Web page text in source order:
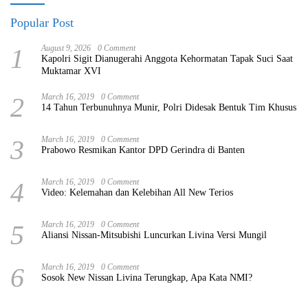
Popular Post
1 August 9, 2026 0 Comment
Kapolri Sigit Dianugerahi Anggota Kehormatan Tapak Suci Saat
Muktamar XVI
2 March 16, 2019 0 Comment
14 Tahun Terbunuhnya Munir, Polri Didesak Bentuk Tim Khusus
3 March 16, 2019 0 Comment
Prabowo Resmikan Kantor DPD Gerindra di Banten
4 March 16, 2019 0 Comment
Video: Kelemahan dan Kelebihan All New Terios
5 March 16, 2019 0 Comment
Aliansi Nissan-Mitsubishi Luncurkan Livina Versi Mungil
6 March 16, 2019 0 Comment
Sosok New Nissan Livina Terungkap, Apa Kata NMI?